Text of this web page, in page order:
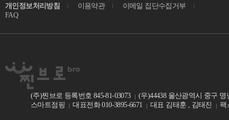
개인정보처리방침 이용약관
이메일 집단수집거부
FAQ
(주)찐브로 등록번호 845-81-03073
(우)44438 울산광역시 중구 명
스마트점핑
대표전화 010-3895-6671 대표 김태훈 , 김태진 팩